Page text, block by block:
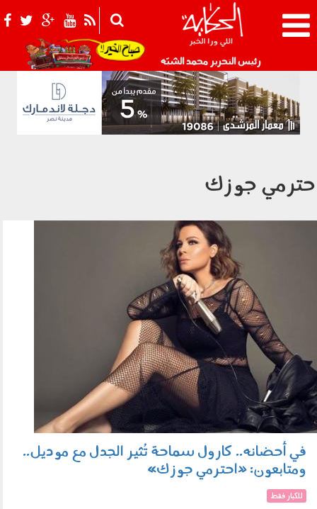
رئيس التحرير محمد الشبّه 021_2.png
جوزك
في أحضانه.. كارول سماحة تُثير الجدل مع موديل..
ومتابعون: «احترمي جوزك»
للكبار فقط